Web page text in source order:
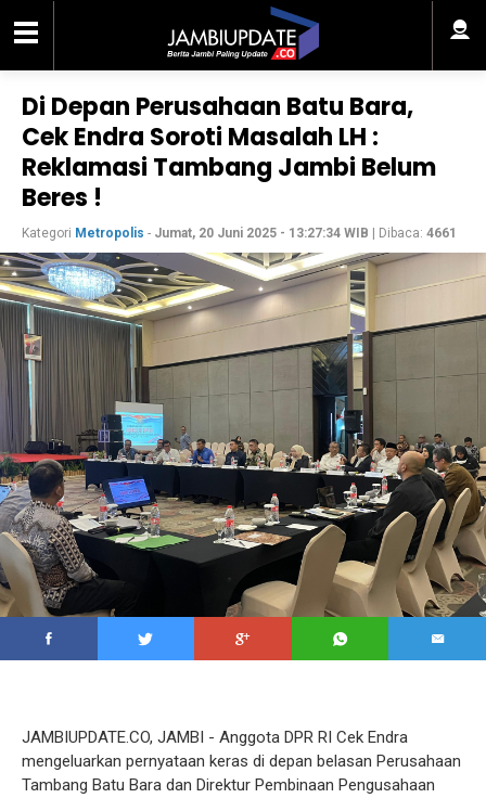
Di Depan Perusahaan Batu Bara,
Cek Endra Soroti Masalah LH :
Reklamasi Tambang Jambi Belum
Beres !
Kategori Metropolis - Jumat, 20 Juni 2025 - 13:27:34 WIB | Dibaca: 4661
JAMBIUPDATE.CO, JAMBI - Anggota DPR RI Cek Endra
mengeluarkan pernyataan keras di depan belasan Perusahaan
Tambang Batu Bara dan Direktur Pembinaan Pengusahaan